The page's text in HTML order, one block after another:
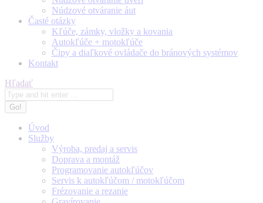
Núdzové otváranie áut
Časté otázky
Kľúče, zámky, vložky a kovania
Autokľúče + motokľúče
Čipy a diaľkové ovládače do bránových systémov
Kontakt
Search:
Hľadať
Úvod
Služby
Výroba, predaj a servis
Doprava a montáž
Programovanie autokľúčov
Servis k autokľúčom / motokľúčom
Frézovanie a rezanie